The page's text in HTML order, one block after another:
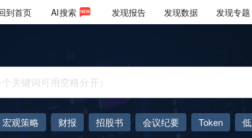
到首页 AI搜索 发现报告 发现数据 发现专题
宏观策略 财报 招股书 会议纪要 Token